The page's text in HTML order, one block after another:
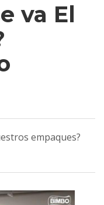
va El
empaques?